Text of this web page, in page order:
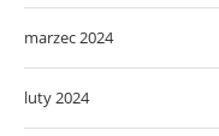
marzec 2024
luty 2024